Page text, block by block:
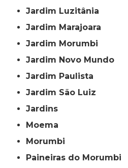
Jardim Luzitânia
Jardim Marajoara
Jardim Morumbi
Jardim Novo Mundo
Jardim Paulista
Jardim São Luiz
Jardins
Moema
Morumbi
Paineiras do Morumbi